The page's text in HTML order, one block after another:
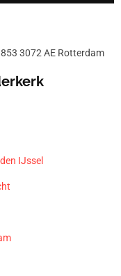
3072 AE Rotterdam
IJssel